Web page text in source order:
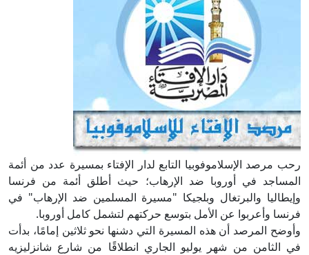
رحب مرصد الإسلاموفوبيا التابع لدار الإفتاء بمسيرة عدد من أئمة
المساجد في أوروبا ضد الإرهاب؛ حيث أطلق أئمة من فرنسا
وإيطاليا والبرتغال وبلجيكا "مسيرة المسلمين ضد الإرهاب" في
فرنسا وأعربوا عن الأمل بتوسع حركتهم لتشمل كامل أوروبا.
وأوضح المرصد أن هذه المسيرة التي دشنها نحو ثلاثين إمامًا، بدأت
في الثامن من شهر يوليو الجاري انطلاقًا من شارع شانزليزيه